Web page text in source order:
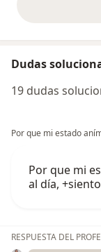
Dudas
19 dudas
Por que mi estado
Por que mi
al día,
RESPUESTA DEL